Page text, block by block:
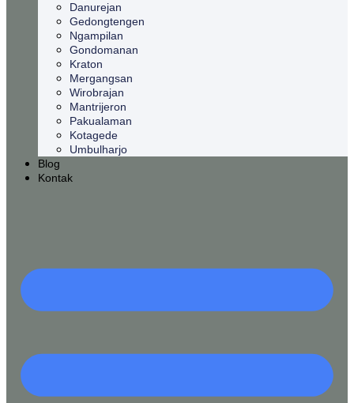
Danurejan
Gedongtengen
Ngampilan
Gondomanan
Kraton
Mergangsan
Wirobrajan
Mantrijeron
Pakualaman
Kotagede
Umbulharjo
Blog
Kontak